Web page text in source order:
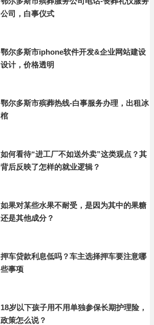
公司，白事仪式
鄂尔多斯市iphone软件开发&企业网站建设
设计，价格透明
鄂尔多斯市殡葬热线-白事服务办理，出租冰
棺
如何看待“进工厂不如送外卖”这类观点？其
背后反映了怎样的就业逻辑？
如果对某些水果不耐受，是因为其中的果糖
还是其他成分？
押车贷款利息低吗？车主选择押车要注意哪
些事项
18岁以下孩子用不用单独参保长期护理险，
政策怎么说？